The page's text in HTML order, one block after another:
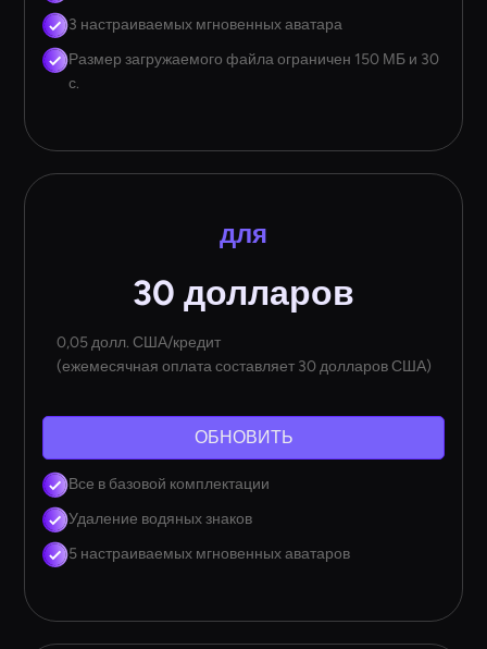
3 настраиваемых мгновенных аватара
Размер загружаемого файла ограничен 150 МБ и 30
с.
для
30 долларов
0,05 долл. США/кредит
(ежемесячная оплата составляет 30 долларов США)
ОБНОВИТЬ
Все в базовой комплектации
Удаление водяных знаков
5 настраиваемых мгновенных аватаров